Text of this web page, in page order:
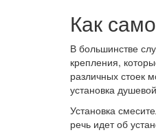
Как
В большинстве
крепления,
различных стоек
установка
Установка
речь идет об